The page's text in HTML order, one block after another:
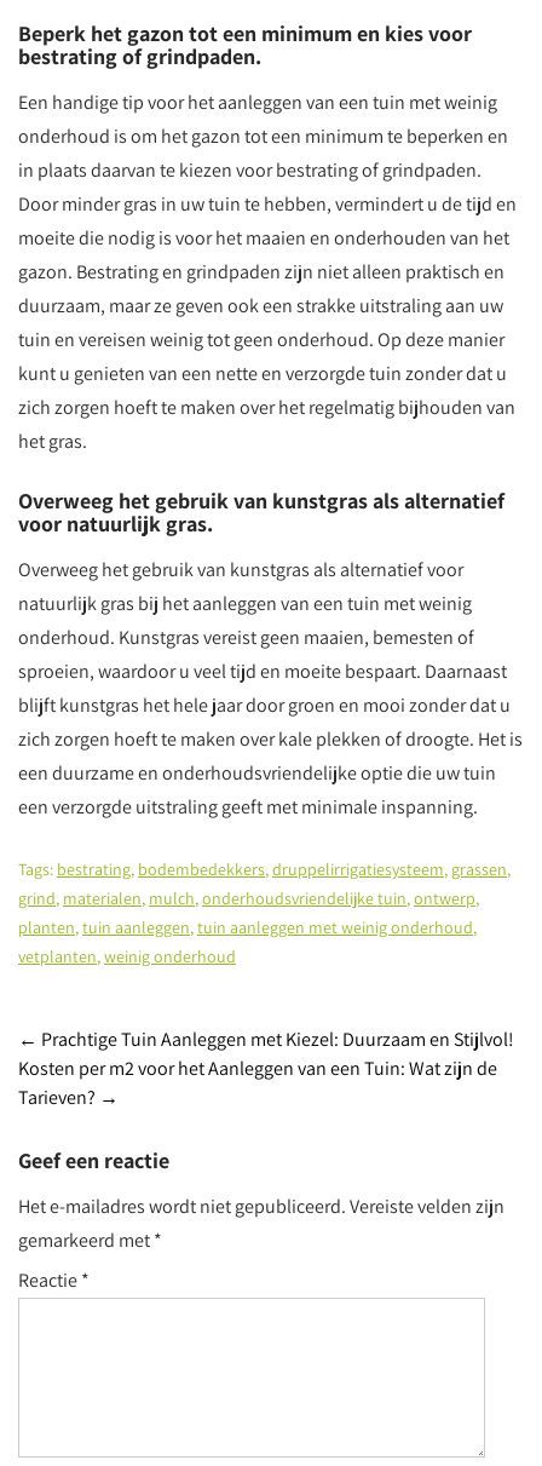
Beperk het gazon tot een minimum en kies voor
bestrating of grindpaden.
Een handige tip voor het aanleggen van een tuin met weinig
onderhoud is om het gazon tot een minimum te beperken en
in plaats daarvan te kiezen voor bestrating of grindpaden.
Door minder gras in uw tuin te hebben, vermindert u de tijd en
moeite die nodig is voor het maaien en onderhouden van het
gazon. Bestrating en grindpaden zijn niet alleen praktisch en
duurzaam, maar ze geven ook een strakke uitstraling aan uw
tuin en vereisen weinig tot geen onderhoud. Op deze manier
kunt u genieten van een nette en verzorgde tuin zonder dat u
zich zorgen hoeft te maken over het regelmatig bijhouden van
het gras.
Overweeg het gebruik van kunstgras als alternatief
voor natuurlijk gras.
Overweeg het gebruik van kunstgras als alternatief voor
natuurlijk gras bij het aanleggen van een tuin met weinig
onderhoud. Kunstgras vereist geen maaien, bemesten of
sproeien, waardoor u veel tijd en moeite bespaart. Daarnaast
blijft kunstgras het hele jaar door groen en mooi zonder dat u
zich zorgen hoeft te maken over kale plekken of droogte. Het is
een duurzame en onderhoudsvriendelijke optie die uw tuin
een verzorgde uitstraling geeft met minimale inspanning.
Tags: bestrating, bodembedekkers,druppelirrigatiesysteem, grassen,
grind, materialen, mulch,onderhoudsvriendelijke tuin,ontwerp,
planten,tuin aanleggen,tuin aanleggen met weinig onderhoud,
vetplanten,weinig onderhoud
Berichtnavigatie
← Prachtige Tuin Aanleggen met Kiezel: Duurzaam en Stijlvol!
Kosten per m2 voor het Aanleggen van een Tuin: Wat zijn de
Tarieven? →
Geef een reactie
Het e-mailadres wordt niet gepubliceerd.Vereiste velden zijn
gemarkeerd met*
Reactie*